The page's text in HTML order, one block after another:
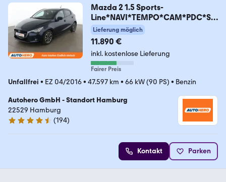
Mazda 2 1.5 Sports-
Line*NAVI*TEMPO*CAM*PDC*SH
Z*
Lieferung möglich
11.890 €
inkl. kostenlose Lieferung
Fairer Preis
Unfallfrei • EZ 04/2016• 47.597 km • 66 kW (90 PS) • Benzin
Autohero GmbH - Standort Hamburg
22529 Hamburg
4.6 Sterne
(194)
Kontakt Parken